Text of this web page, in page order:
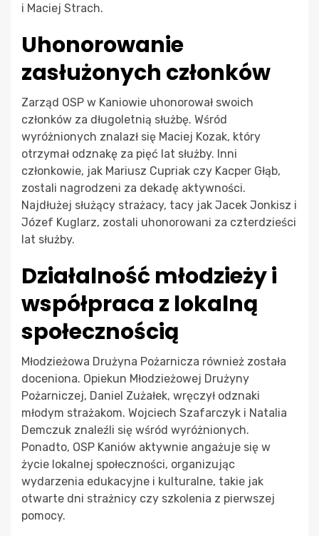
i Maciej Strach.
Uhonorowanie
zasłużonych członków
Zarząd OSP w Kaniowie uhonorował swoich
członków za długoletnią służbę. Wśród
wyróżnionych znalazł się Maciej Kozak, który
otrzymał odznakę za pięć lat służby. Inni
członkowie, jak Mariusz Cupriak czy Kacper Głąb,
zostali nagrodzeni za dekadę aktywności.
Najdłużej służący strażacy, tacy jak Jacek Jonkisz i
Józef Kuglarz, zostali uhonorowani za czterdzieści
lat służby.
Działalność młodzieży i
współpraca z lokalną
społecznością
Młodzieżowa Drużyna Pożarnicza również została
doceniona. Opiekun Młodzieżowej Drużyny
Pożarniczej, Daniel Zużałek, wręczył odznaki
młodym strażakom. Wojciech Szafarczyk i Natalia
Demczuk znaleźli się wśród wyróżnionych.
Ponadto, OSP Kaniów aktywnie angażuje się w
życie lokalnej społeczności, organizując
wydarzenia edukacyjne i kulturalne, takie jak
otwarte dni strażnicy czy szkolenia z pierwszej
pomocy.